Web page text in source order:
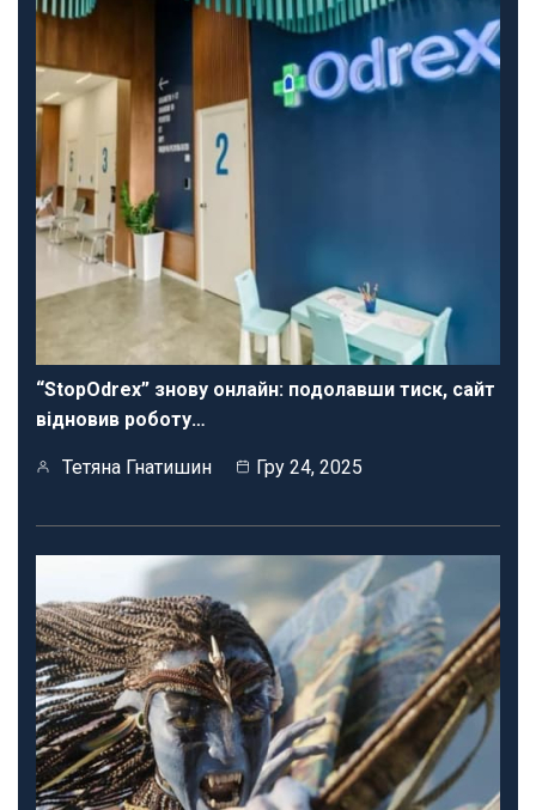
“StopOdrex” знову онлайн: подолавши тиск, сайт
відновив роботу…
Тетяна Гнатишин Гру 24, 2025